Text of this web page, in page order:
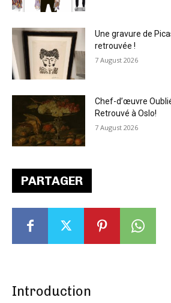
PARTAGER
Introduction
Une gravure de
retrouvée !
7 August 2026
Chef-d’œuvre
Retrouvé à Oslo!
7 August 2026